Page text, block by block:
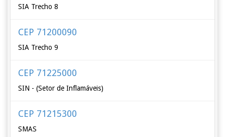
SIA Trecho 8
CEP 71200090
SIA Trecho 9
CEP 71225000
SIN - (Setor de Inflamáveis)
CEP 71215300
SMAS